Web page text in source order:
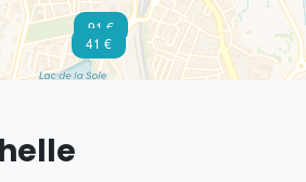
41 €
91 €